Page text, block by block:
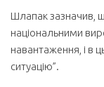
Шлапак зазначив,
національними
навантаження, і в
ситуацію”.